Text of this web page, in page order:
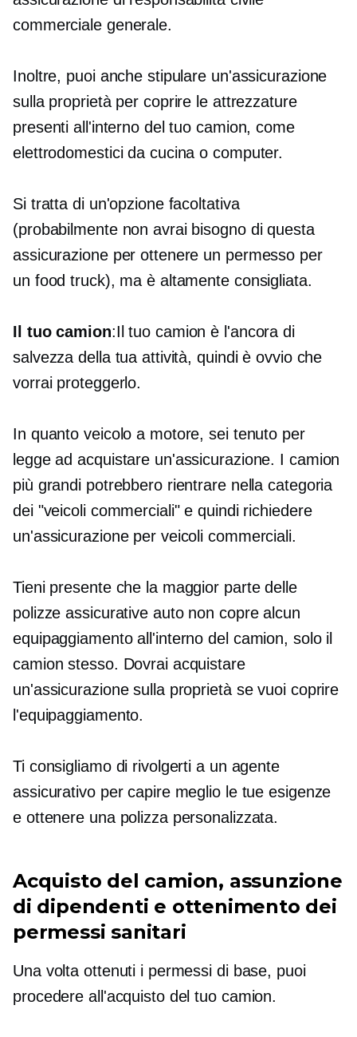
commerciale generale.
Inoltre, puoi anche stipulare un'assicurazione
sulla proprietà per coprire le attrezzature
presenti all'interno del tuo camion, come
elettrodomestici da cucina o computer.
Si tratta di un'opzione facoltativa
(probabilmente non avrai bisogno di questa
assicurazione per ottenere un permesso per
un food truck), ma è altamente consigliata.
Il tuo camion:Il tuo camion è l'ancora di
salvezza della tua attività, quindi è ovvio che
vorrai proteggerlo.
In quanto veicolo a motore, sei tenuto per
legge ad acquistare un'assicurazione. I camion
più grandi potrebbero rientrare nella categoria
dei "veicoli commerciali" e quindi richiedere
un'assicurazione per veicoli commerciali.
Tieni presente che la maggior parte delle
polizze assicurative auto non copre alcun
equipaggiamento all'interno del camion, solo il
camion stesso. Dovrai acquistare
un'assicurazione sulla proprietà se vuoi coprire
l'equipaggiamento.
Ti consigliamo di rivolgerti a un agente
assicurativo per capire meglio le tue esigenze
e ottenere una polizza personalizzata.
Acquisto del camion, assunzione
di dipendenti e ottenimento dei
permessi sanitari
Una volta ottenuti i permessi di base, puoi
procedere all'acquisto del tuo camion.